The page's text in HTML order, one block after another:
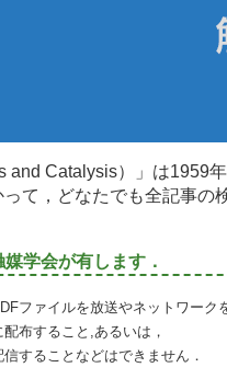
and Catalysis）」は1959
って，どなたでも全記事
学会が有します．
ファイルを放送やネットワー
布すること,あるいは，
することなどはできません．